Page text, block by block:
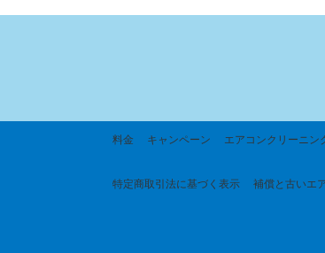
料金 キャンペーン エアコンクリーニン
特定商取引法に基づく 表示 補償と古いエ